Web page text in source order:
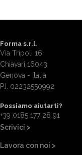
Forma s.r.l.
Via Tripoli 16
Chiavari 16043
Genova - Italia
P.I. 02232550992
Possiamo aiutarti?
+39 0185 177 28 91
Scrivici >
Lavora con noi >